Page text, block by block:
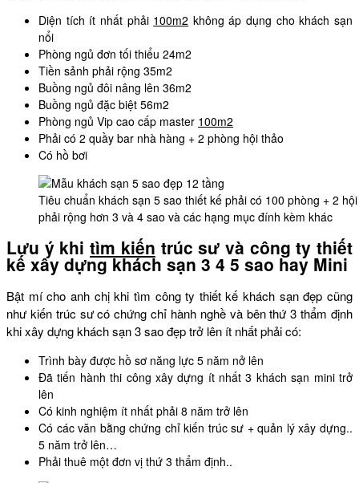
Diện tích ít nhất phải 100m2 không áp dụng cho khách sạn
nổi
Phòng ngủ đơn tối thiểu 24m2
Tiền sảnh phải rộng 35m2
Buồng ngủ đôi nâng lên 36m2
Buồng ngủ đặc biệt 56m2
Phòng ngủ Vip cao cấp master 100m2
Phải có 2 quầy bar nhà hàng + 2 phòng hội thảo
Có hồ bơi
Tiêu chuẩn khách sạn 5 sao thiết kế phải có 100 phòng + 2
phải rộng hơn 3 và 4 sao và các hạng mục đính kèm khác
Lưu ý khitìm kiến trúc sư và công ty thiết
kế xây dựng khách sạn 3 4 5 sao hay Mini
Bật mí cho anh chị khi tìm công ty thiết kế khách sạn đẹp cũng
như kiến trúc sư có chứng chỉ hành nghề và bên thứ 3 thẩm định
khi xây dựng khách sạn 3 sao đẹp trở lên ít nhất phải có:
Trình bày được hồ sơ năng lực 5 năm nở lên
Đã tiến hành thi công xây dựng ít nhất 3 khách sạn mini trở
lên
Có kinh nghiệm ít nhất phải 8 năm trở lên
Có các văn bằng chứng chỉ kiến trúc sư + quản lý xây dựng..
5 năm trở lên…
Phải thuê một đơn vị thứ 3 thẩm định..